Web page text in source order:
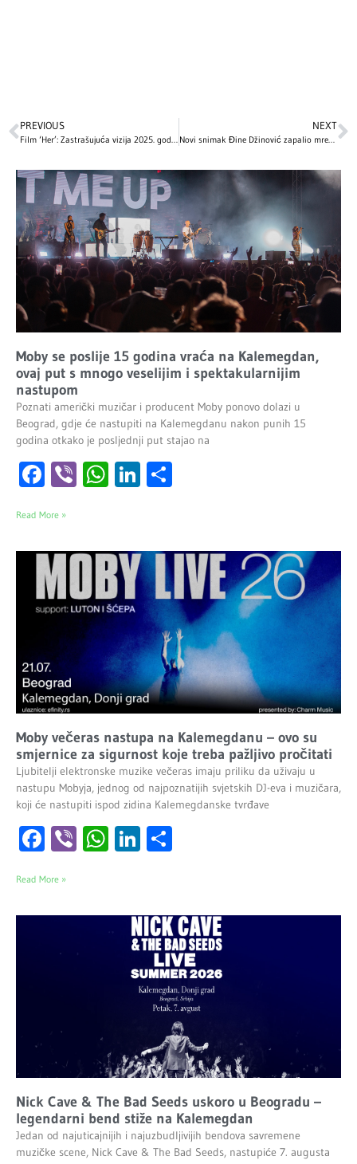
PREVIOUS
Film ‘Her’: Zastrašujuća vizija 2025. godine i emotivni odnosi sa AI
NEXT
Novi snimak Đine Džinović zapalio mreže: Za samo jedan dan prikupila pola miliona pregleda, komentari pljušte! (VIDEO)
Moby se poslije 15 godina vraća na Kalemegdan,
ovaj put s mnogo veselijim i spektakularnijim
nastupom
Poznati američki muzičar i producent Moby ponovo dolazi u
Beograd, gdje će nastupiti na Kalemegdanu nakon punih 15
godina otkako je posljednji put stajao na
Facebook
ViberWhatsApp
LinkedIn
Read More »
Moby večeras nastupa na Kalemegdanu – ovo su
smjernice za sigurnost koje treba pažljivo pročitati
Ljubitelji elektronske muzike večeras imaju priliku da uživaju u
nastupu Mobyja, jednog od najpoznatijih svjetskih DJ-eva i muzičara,
koji će nastupiti ispod zidina Kalemegdanske tvrđave
Facebook
ViberWhatsApp
LinkedIn
Read More »
Nick Cave & The Bad Seeds uskoro u Beogradu –
legendarni bend stiže na Kalemegdan
Jedan od najuticajnijih i najuzbudljivijih bendova savremene
muzičke scene, Nick Cave & The Bad Seeds, nastupiće 7. augusta